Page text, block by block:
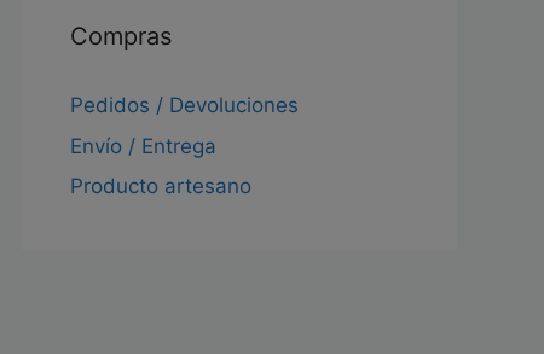
Compras
Pedidos / Devoluciones
Envío / Entrega
Producto artesano